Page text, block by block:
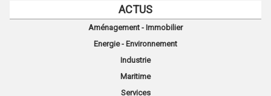
ACTUS
Aménagement - Immobilier
Energie - Environnement
Industrie
Maritime
Services